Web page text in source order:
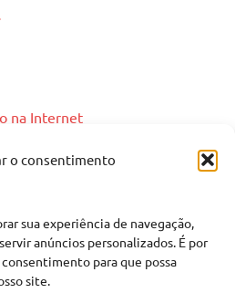
o consentimento
sua experiência de navegação,
anúncios personalizados. É por
para que possa
site.
na Internet